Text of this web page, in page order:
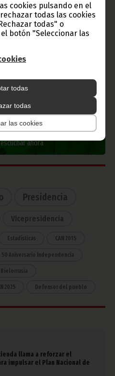
cookies pulsando en el
todas las cookies
todas" o
botón "Seleccionar las
todas
todas
las cookies
Guinea Ecuatorial
de Guinea
ahora
Presidencia
Vicepresidencia
Estadísticas CAN 2015
50 Aniversario Independencia
Bielorrusia
2025 Defensor del pueblo
llama a reforzar el
impulsar el Plan Nacional de